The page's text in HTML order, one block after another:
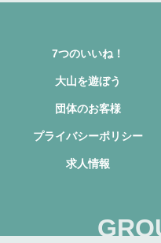
7つのいいね！
大山を遊ぼう
団体のお客様
プライバシーポリシー
求人情報